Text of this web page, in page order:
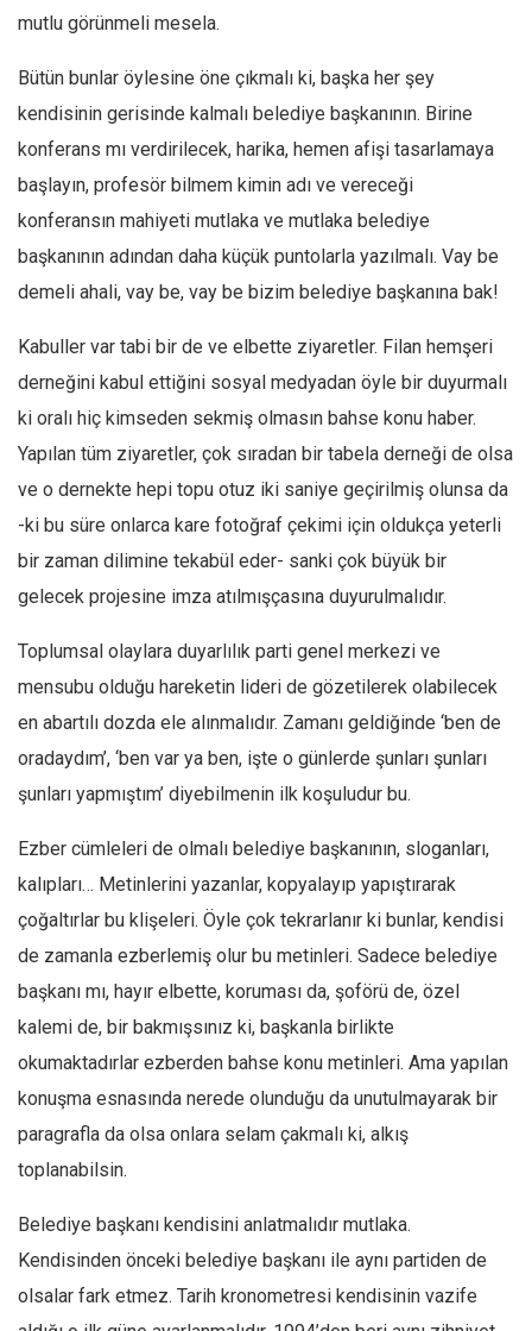
Bağdagül Öz
» Yazar arşivi
Tüm Sayılar
Kategoriler
Kültür Sanat
Kitap
Karisi kitap sualleri
7 soruda bu hafta
Ekonomi
Spor
Manzara
Sağlık
Türkiye
Siyaset
Dünya
Afrika
İslam Dünyası
Amerika
Dosyalar
mutlu görünmeli mesela.
Bütün bunlar öylesine öne çıkmalı ki, başka her şey
kendisinin gerisinde kalmalı belediye başkanının. Birine
konferans mı verdirilecek, harika, hemen afişi tasarlamaya
başlayın, profesör bilmem kimin adı ve vereceği
konferansın mahiyeti mutlaka ve mutlaka belediye
başkanının adından daha küçük puntolarla yazılmalı. Vay be
demeli ahali, vay be, vay be bizim belediye başkanına bak!
Kabuller var tabi bir de ve elbette ziyaretler. Filan hemşeri
derneğini kabul ettiğini sosyal medyadan öyle bir duyurmalı
ki oralı hiç kimseden sekmiş olmasın bahse konu haber.
Yapılan tüm ziyaretler, çok sıradan bir tabela derneği de olsa
ve o dernekte hepi topu otuz iki saniye geçirilmiş olunsa da
-ki bu süre onlarca kare fotoğraf çekimi için oldukça yeterli
bir zaman dilimine tekabül eder- sanki çok büyük bir
gelecek projesine imza atılmışçasına duyurulmalıdır.
Toplumsal olaylara duyarlılık parti genel merkezi ve
mensubu olduğu hareketin lideri de gözetilerek olabilecek
en abartılı dozda ele alınmalıdır. Zamanı geldiğinde ‘ben de
oradaydım’, ‘ben var ya ben, işte o günlerde şunları şunları
şunları yapmıştım’ diyebilmenin ilk koşuludur bu.
Ezber cümleleri de olmalı belediye başkanının, sloganları,
kalıpları… Metinlerini yazanlar, kopyalayıp yapıştırarak
çoğaltırlar bu klişeleri. Öyle çok tekrarlanır ki bunlar, kendisi
de zamanla ezberlemiş olur bu metinleri. Sadece belediye
başkanı mı, hayır elbette, koruması da, şoförü de, özel
kalemi de, bir bakmışsınız ki, başkanla birlikte
okumaktadırlar ezberden bahse konu metinleri. Ama yapılan
konuşma esnasında nerede olunduğu da unutulmayarak bir
paragrafla da olsa onlara selam çakmalı ki, alkış
toplanabilsin.
Belediye başkanı kendisini anlatmalıdır mutlaka.
Kendisinden önceki belediye başkanı ile aynı partiden de
olsalar fark etmez. Tarih kronometresi kendisinin vazife